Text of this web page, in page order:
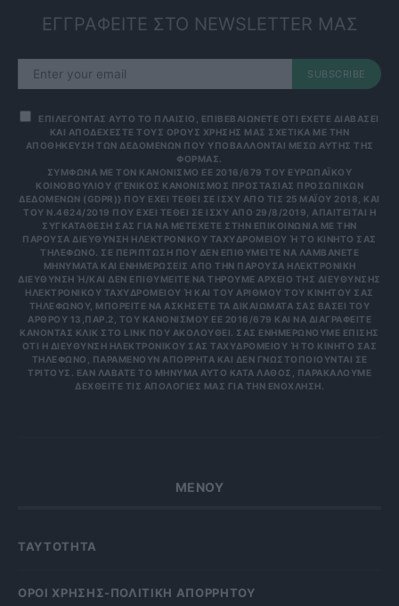
ΕΓΓΡΑΦΕΙΤΕ ΣΤΟ NEWSLETTER ΜΑΣ
SUBSCRIBE
ΕΠΙΛΕΓΟΝΤΑΣ ΑΥΤΟ ΤΟ ΠΛΑΙΣΙΟ, ΕΠΙΒΕΒΑΙΩΝΕΤΕ ΟΤΙ ΕΧΕΤΕ ΔΙΑΒΑΣΕΙ
ΚΑΙ ΑΠΟΔΕΧΕΣΤΕ ΤΟΥΣ ΟΡΟΥΣ ΧΡΗΣΗΣ ΜΑΣ ΣΧΕΤΙΚΑ ΜΕ ΤΗΝ
ΑΠΟΘΗΚΕΥΣΗ ΤΩΝ ΔΕΔΟΜΕΝΩΝ ΠΟΥ ΥΠΟΒΑΛΛΟΝΤΑΙ ΜΕΣΩ ΑΥΤΗΣ ΤΗΣ
ΦΟΡΜΑΣ.
ΣΎΜΦΩΝΑ ΜΕ ΤΟΝ ΚΑΝΟΝΙΣΜΌ ΕΕ 2016/679 ΤΟΥ ΕΥΡΩΠΑΪΚΟΎ
ΚΟΙΝΟΒΟΥΛΊΟΥ {ΓΕΝΙΚΌΣ ΚΑΝΟΝΙΣΜΌΣ ΠΡΟΣΤΑΣΊΑΣ ΠΡΟΣΩΠΙΚΏΝ
ΔΕΔΟΜΈΝΩΝ (GDPR)} ΠΟΥ ΈΧΕΙ ΤΕΘΕΊ ΣΕ ΙΣΧΎ ΑΠΌ ΤΙΣ 25 ΜΑΪ́ΟΥ 2018, ΚΑΙ
ΤΟΥ Ν.4624/2019 ΠΟΥ ΈΧΕΙ ΤΕΘΕΊ ΣΕ ΙΣΧΎ ΑΠΌ 29/8/2019, ΑΠΑΙΤΕΊΤΑΙ Η
ΣΥΓΚΑΤΆΘΕΣΉ ΣΑΣ ΓΙΑ ΝΑ ΜΕΤΈΧΕΤΕ ΣΤΗΝ ΕΠΙΚΟΙΝΩΝΊΑ ΜΕ ΤΗΝ
ΠΑΡΟΎΣΑ ΔΙΕΎΘΥΝΣΗ ΗΛΕΚΤΡΟΝΙΚΟΎ ΤΑΧΥΔΡΟΜΕΊΟΥ Ή ΤΟ ΚΙΝΗΤΌ ΣΑΣ Τ
ΗΛΈΦΩΝΟ. ΣΕ ΠΕΡΊΠΤΩΣΗ ΠΟΥ ΔΕΝ ΕΠΙΘΥΜΕΊΤΕ ΝΑ ΛΑΜΒΆΝΕΤΕ Μ
ΗΝΎΜΑΤΑ ΚΑΙ ΕΝΗΜΕΡΏΣΕΙΣ ΑΠΌ ΤΗΝ ΠΑΡΟΎΣΑ ΗΛΕΚΤΡΟΝΙΚΉ Δ
ΙΕΎΘΥΝΣΗ Ή/ΚΑΙ ΔΕΝ ΕΠΙΘΥΜΕΊΤΕ ΝΑ ΤΗΡΟΎΜΕ ΑΡΧΕΊΟ ΤΗΣ ΔΙΕΎΘΥΝΣΗΣ ΗΛ
ΕΚΤΡΟΝΙΚΟΎ ΤΑΧΥΔΡΟΜΕΊΟΥ Ή ΚΑΙ ΤΟΥ ΑΡΙΘΜΟΎ ΤΟΥ ΚΙΝΗΤΟΎ ΣΑΣ ΤΗΛ
ΕΦΏΝΟΥ, ΜΠΟΡΕΊΤΕ ΝΑ ΑΣΚΉΣΕΤΕ ΤΑ ΔΙΚΑΙΏΜΑΤΆ ΣΑΣ ΒΆΣΕΙ ΤΟΥ ΆΡΘ
ΡΟΥ 13,ΠΑΡ.2, ΤΟΥ ΚΑΝΟΝΙΣΜΟΎ ΕΕ 2016/679 ΚΑΙ ΝΑ ΔΙΑΓΡΑΦΕΊΤΕ ΚΆΝ
ΟΝΤΑΣ ΚΛΙΚ ΣΤΟ LINK ΠΟΥ ΑΚΟΛΟΥΘΕΊ. ΣΑΣ ΕΝΗΜΕΡΏΝΟΥΜΕ ΕΠΊΣΗΣ ΌΤΙ
Η ΔΙΕΎΘΥΝΣΗ ΗΛΕΚΤΡΟΝΙΚΟΎ ΣΑΣ ΤΑΧΥΔΡΟΜΕΊΟΥ Ή ΤΟ ΚΙΝΗΤΌ ΣΑΣ ΤΗΛΈ
ΦΩΝΟ, ΠΑΡΑΜΈΝΟΥΝ ΑΠΌΡΡΗΤΑ ΚΑΙ ΔΕΝ ΓΝΩΣΤΟΠΟΙΟΎΝΤΑΙ ΣΕ ΤΡΊΤ
ΟΥΣ. ΕΆΝ ΛΆΒΑΤΕ ΤΟ ΜΉΝΥΜΑ ΑΥΤΌ ΚΑΤΆ ΛΆΘΟΣ, ΠΑΡΑΚΑΛΟΎΜΕ ΔΕΧΘ
ΕΊΤΕ ΤΙΣ ΑΠΟΛΟΓΊΕΣ ΜΑΣ ΓΙΑ ΤΗΝ ΕΝΌΧΛΗΣΗ.
ΜΕΝΟΥ
ΤΑΥΤΟΤΗΤΑ
OΡΟΙ ΧΡΗΣΗΣ-ΠΟΛΙΤΙΚΗ ΑΠΟΡΡΗΤΟΥ